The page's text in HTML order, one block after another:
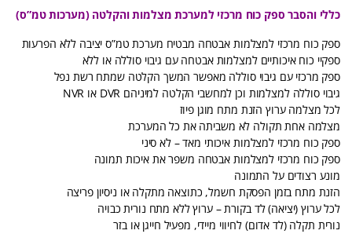
כללי והסבר ספק כוח מרכזי למערכת מצלמות והקלטה (מערכות טמ”ס)
ספק כוח מרכזי למצלמות אבטחה מבטיח מערכת טמ”ס יציבה ללא הפרעות
ספקיי כוח איכותיים למצלמות אבטחה עם גיבוי סוללה או ללא
ספק מרכזי עם גיבוי סוללה מאפשר המשך הקלטה שמתח רשת נפל
גיבוי סוללה למצלמות וכן למחשבי הקלטה למיניהם DVR או NVR
לכל מצלמה ערוץ הזנת מתח מוגן פיוז
מצלמה אחת תקולה לא משביתה את כל המערכת
ספק כוח מרכזי למצלמות איכותי מאד – לא סיני
ספק כוח מרכזי למצלמות אבטחה משפר את איכות תמונה
מונע רצודים על התמונה
הזנת מתח בזמן הפסקת חשמל, כתוצאה מתקלה או ניסיון פריצה
לכל ערוץ (יציאה) לד בקורת – ערוץ ללא מתח נורית כבויה
נורית תקלה (לד אדום) לחיווי מיידי, מפעיל חייגן או בזר